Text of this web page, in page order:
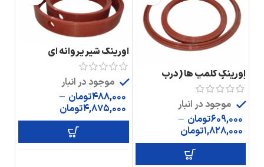
اورینگ کلمپ ها (درب
اصلی)
موجود در انبار
609,000تومان –
1,828,000تومان
اورینگ شیر پروانه ای
موجود در انبار
488,000تومان –
4,875,000تومان